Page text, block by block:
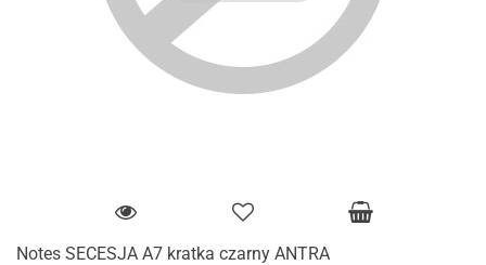
Notes SECESJA A7 kratka czarny ANTRA